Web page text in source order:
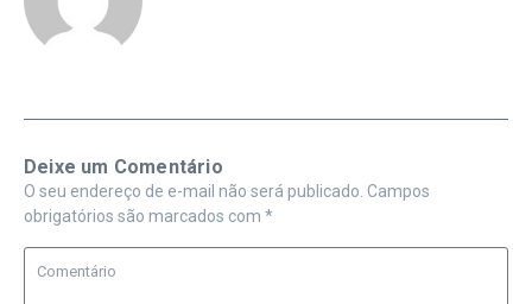
Deixe um Comentário
O seu endereço de e-mail não será publicado. Campos
obrigatórios são marcados com *